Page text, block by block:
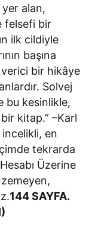
alan,
felsefi bir
ilk cildiyle
başına
bir hikâye
Solvej
bu kesinlikle,
kitap.” –Karl
incelikli, en
tekrarda
Üzerine
144 SAYFA.